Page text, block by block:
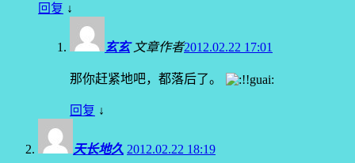
回复 ↓
玄玄 文章作者2012.02.22 17:01
那你赶紧地吧，都落后了。
回复 ↓
天长地久 2012.02.22 18:19